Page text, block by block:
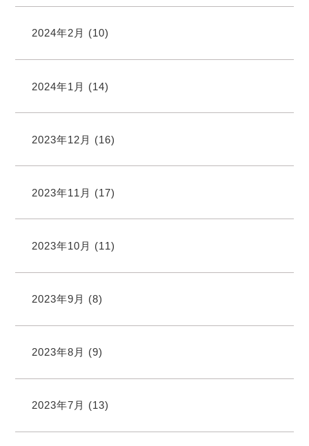
2024年2月 (10)
2024年1月 (14)
2023年12月 (16)
2023年11月 (17)
2023年10月 (11)
2023年9月 (8)
2023年8月 (9)
2023年7月 (13)